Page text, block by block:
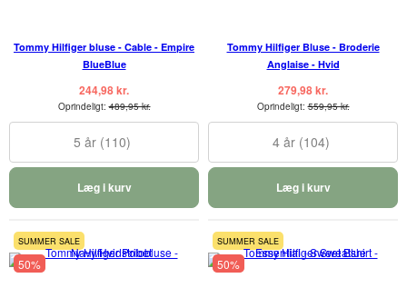
Tommy Hilfiger bluse - Cable - Empire
BlueBlue
244,98 kr.
Oprindeligt:489,95 kr.
5 år (110)
Læg i kurv
Tommy Hilfiger Bluse - Broderie
Anglaise - Hvid
279,98 kr.
Oprindeligt:559,95 kr.
4 år (104)
Læg i kurv
SUMMER SALE
50%
SUMMER SALE
50%